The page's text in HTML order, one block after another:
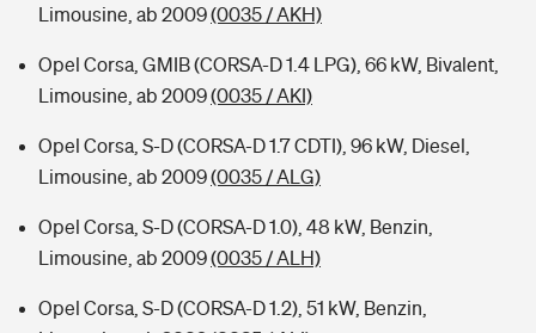
Limousine, ab 2009(0035 / AKH)
Opel Corsa, GMIB (CORSA-D 1.4 LPG), 66 kW, Bivalent,
Limousine, ab 2009(0035 / AKI)
Opel Corsa, S-D (CORSA-D 1.7 CDTI), 96 kW, Diesel,
Limousine, ab 2009(0035 / ALG)
Opel Corsa, S-D (CORSA-D 1.0), 48 kW, Benzin,
Limousine, ab 2009(0035 / ALH)
Opel Corsa, S-D (CORSA-D 1.2), 51 kW, Benzin,